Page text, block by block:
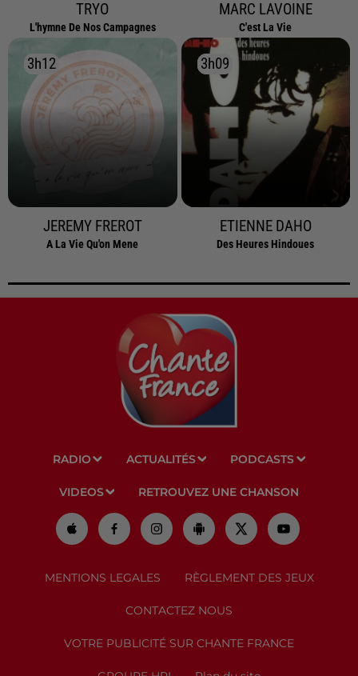
TRYO
L'hymne De Nos Campagnes
MARC LAVOINE
C'est La Vie
3h12
3h12
JEREMY FREROT
A La Vie Qu'on Mene
3h09
3h09
ETIENNE DAHO
Des Heures Hindoues
RADIO ACTUALITÉS PODCASTS
VIDEOS RETROUVEZ UNE CHANSON
MENTIONS LEGALES RÈGLEMENT DES JEUX
CONTACTEZ NOUS
VOTRE PUBLICITÉ SUR CHANTE FRANCE